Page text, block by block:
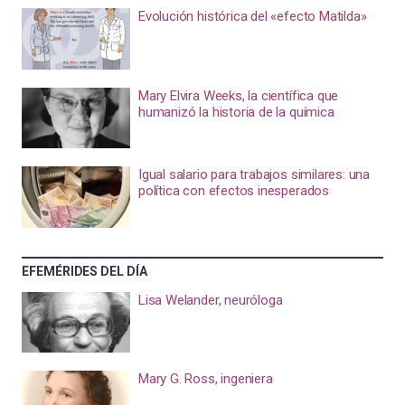
Evolución histórica del «efecto Matilda»
Mary Elvira Weeks, la científica que
humanizó la historia de la química
Igual salario para trabajos similares: una
política con efectos inesperados
EFEMÉRIDES DEL DÍA
Lisa Welander, neuróloga
Mary G. Ross, ingeniera